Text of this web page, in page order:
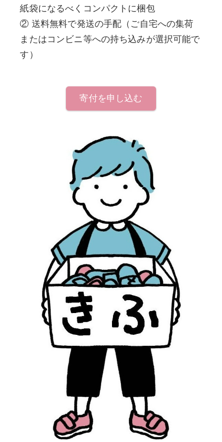
紙袋になるべくコンパクトに梱包
② 送料無料で発送の手配（ご自宅への集荷
またはコンビニ等への持ち込みが選択可能で
す）
寄付を申し込む